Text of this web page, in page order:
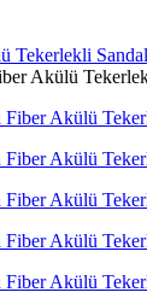
Tekerlekli
Akülü